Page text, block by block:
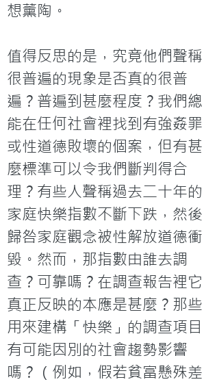
想薰陶。
值得反思的是，究竟他們聲稱
很普遍的現象是否真的很普
遍？普遍到甚麼程度？我們總
能在任何社會裡找到有強姦罪
或性道德敗壞的個案，但有甚
麼標準可以令我們斷判得合
理？有些人聲稱過去二十年的
家庭快樂指數不斷下跌，然後
歸咎家庭觀念被性解放道德衝
毀。然而，那指數由誰去調
查？可靠嗎？在調查報告裡它
真正反映的本應是甚麼？那些
用來建構「快樂」的調查項目
有可能因別的社會趨勢影響
嗎？（例如，假若貧富懸殊差